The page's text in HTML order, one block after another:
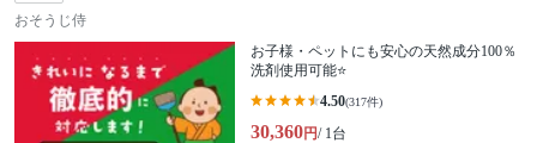
おそうじ侍
お子様・ペットにも安心の天然成分100％
洗剤使用可能⭐
4.50(317件)
30,360円/ 1台